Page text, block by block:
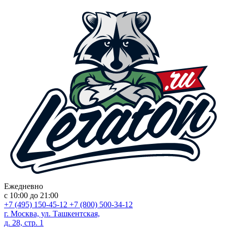
Ежедневно
с 10:00 до 21:00
+7 (495) 150-45-12 +7 (800) 500-34-12
г. Москва, ул. Ташкентская,
д. 28, стр. 1